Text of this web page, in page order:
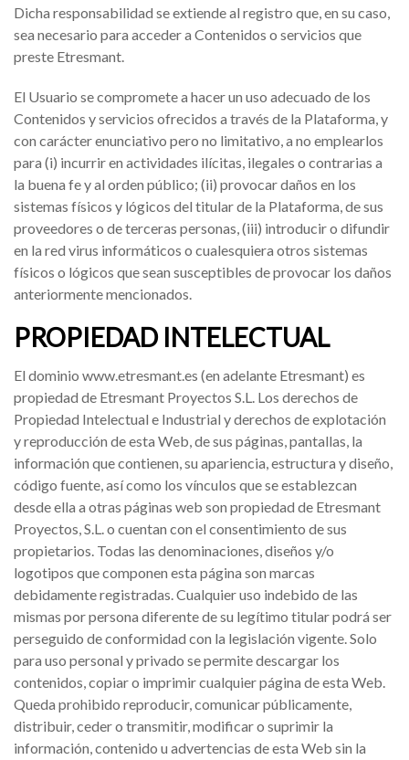
Dicha responsabilidad se extiende al registro que, en su caso,
sea necesario para acceder a Contenidos o servicios que
preste Etresmant.
El Usuario se compromete a hacer un uso adecuado de los
Contenidos y servicios ofrecidos a través de la Plataforma, y
con carácter enunciativo pero no limitativo, a no emplearlos
para (i) incurrir en actividades ilícitas, ilegales o contrarias a
la buena fe y al orden público; (ii) provocar daños en los
sistemas físicos y lógicos del titular de la Plataforma, de sus
proveedores o de terceras personas, (iii) introducir o difundir
en la red virus informáticos o cualesquiera otros sistemas
físicos o lógicos que sean susceptibles de provocar los daños
anteriormente mencionados.
PROPIEDAD INTELECTUAL
El dominio www.etresmant.es (en adelante Etresmant) es
propiedad de Etresmant Proyectos S.L. Los derechos de
Propiedad Intelectual e Industrial y derechos de explotación
y reproducción de esta Web, de sus páginas, pantallas, la
información que contienen, su apariencia, estructura y diseño,
código fuente, así como los vínculos que se establezcan
desde ella a otras páginas web son propiedad de Etresmant
Proyectos, S.L. o cuentan con el consentimiento de sus
propietarios. Todas las denominaciones, diseños y/o
logotipos que componen esta página son marcas
debidamente registradas. Cualquier uso indebido de las
mismas por persona diferente de su legítimo titular podrá ser
perseguido de conformidad con la legislación vigente. Solo
para uso personal y privado se permite descargar los
contenidos, copiar o imprimir cualquier página de esta Web.
Queda prohibido reproducir, comunicar públicamente,
distribuir, ceder o transmitir, modificar o suprimir la
información, contenido u advertencias de esta Web sin la